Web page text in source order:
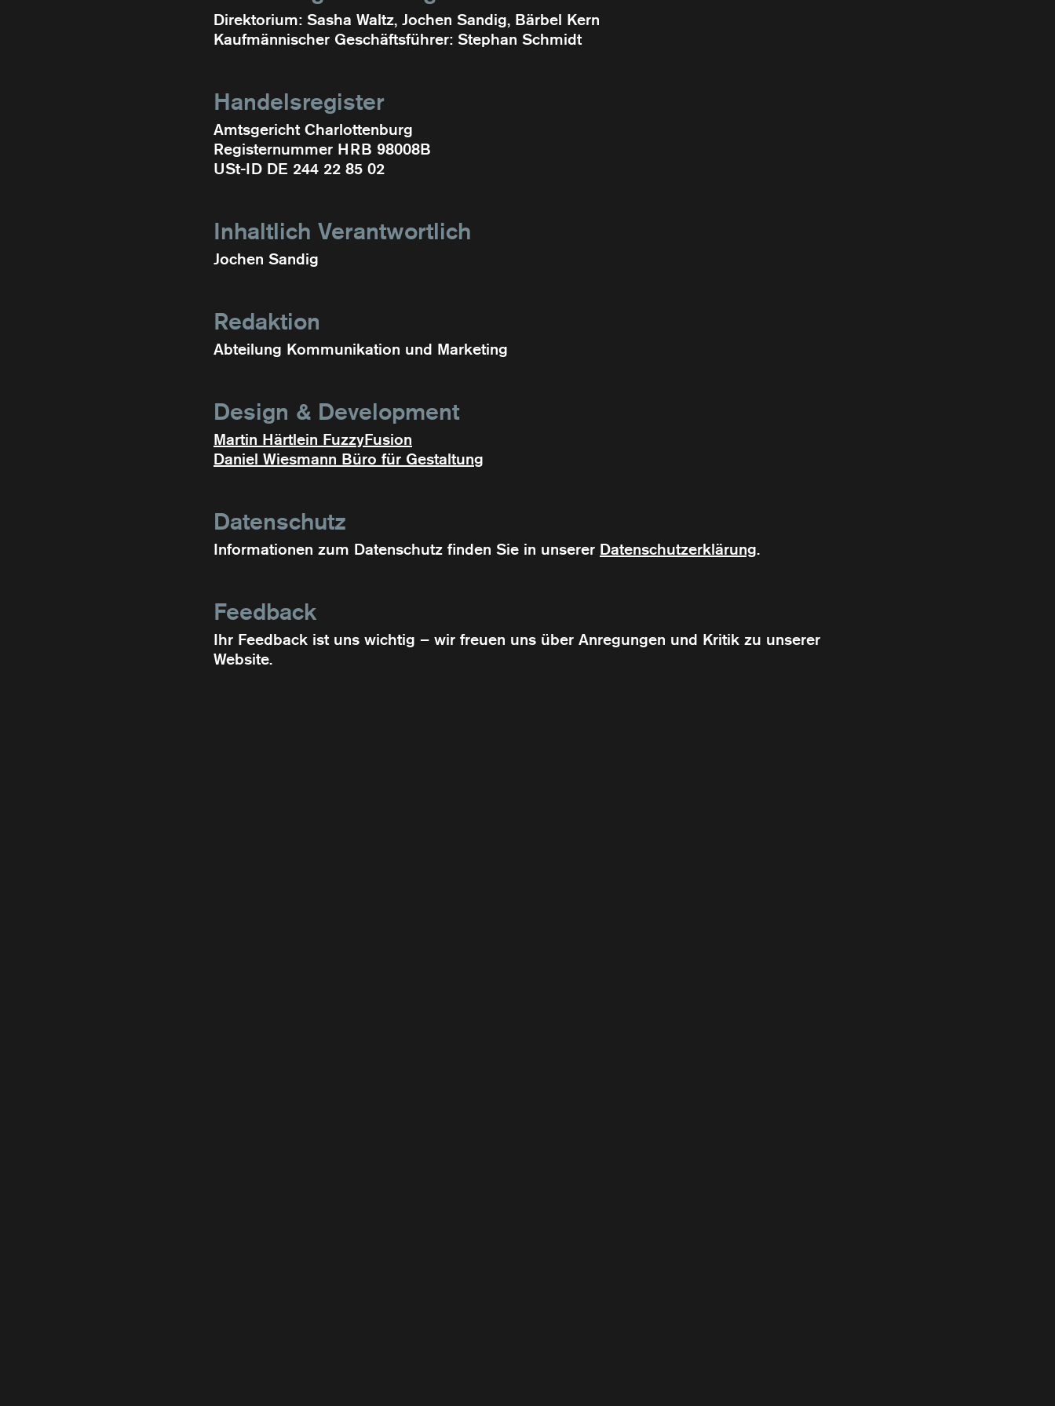
Direktorium: Sasha Waltz, Jochen Sandig, Bärbel Kern
Kaufmännischer Geschäftsführer: Stephan Schmidt
Handelsregister
Amtsgericht Charlottenburg
Registernummer HRB 98008B
USt-ID DE 244 22 85 02
Inhaltlich Verantwortlich
Jochen Sandig
Redaktion
Abteilung Kommunikation und Marketing
Design & Development
Martin Härtlein FuzzyFusion
Daniel Wiesmann Büro für Gestaltung
Datenschutz
Informationen zum Datenschutz finden Sie in unserer Datenschutzerklärung.
Feedback
Ihr Feedback ist uns wichtig – wir freuen uns über Anregungen und Kritik zu unserer
Website.